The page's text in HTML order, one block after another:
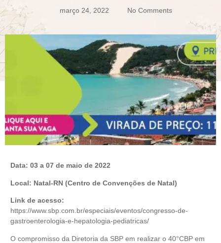
março 24, 2022 No Comments
Data: 03 a 07 de maio de 2022
Local: Natal-RN (Centro de Convenções de Natal)
Link de acesso:
https://www.sbp.com.br/especiais/eventos/congresso-de-
gastroenterologia-e-hepatologia-pediatricas/
O compromisso da Diretoria da SBP em realizar o 40°CBP em